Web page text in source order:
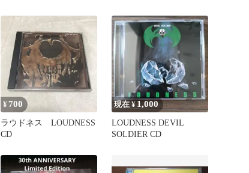
¥ 700
ラウドネス LOUDNESS
CD
現在 ¥1,000
LOUDNESS DEVIL
SOLDIER CD